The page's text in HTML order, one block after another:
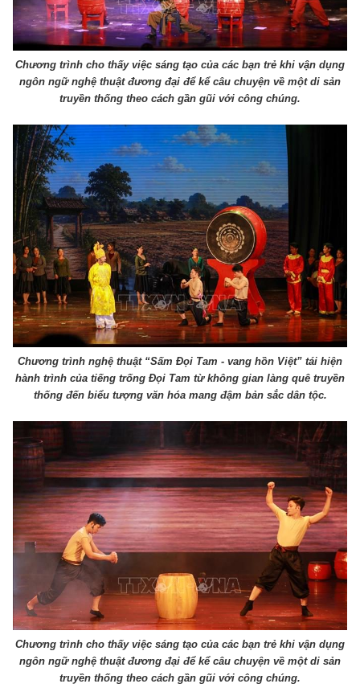
Chương trình cho thấy việc sáng tạo của các bạn trẻ khi vận dụng
ngôn ngữ nghệ thuật đương đại để kể câu chuyện về một di sản
truyền thống theo cách gần gũi với công chúng.
Chương trình nghệ thuật “Sấm Đọi Tam - vang hồn Việt” tái hiện
hành trình của tiếng trống Đọi Tam từ không gian làng quê truyền
thống đến biểu tượng văn hóa mang đậm bản sắc dân tộc.
Chương trình cho thấy việc sáng tạo của các bạn trẻ khi vận dụng
ngôn ngữ nghệ thuật đương đại để kể câu chuyện về một di sản
truyền thống theo cách gần gũi với công chúng.